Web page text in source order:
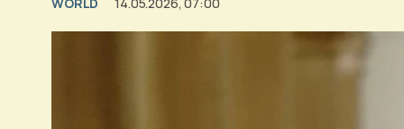
WORLD 14.05.2026, 07:00